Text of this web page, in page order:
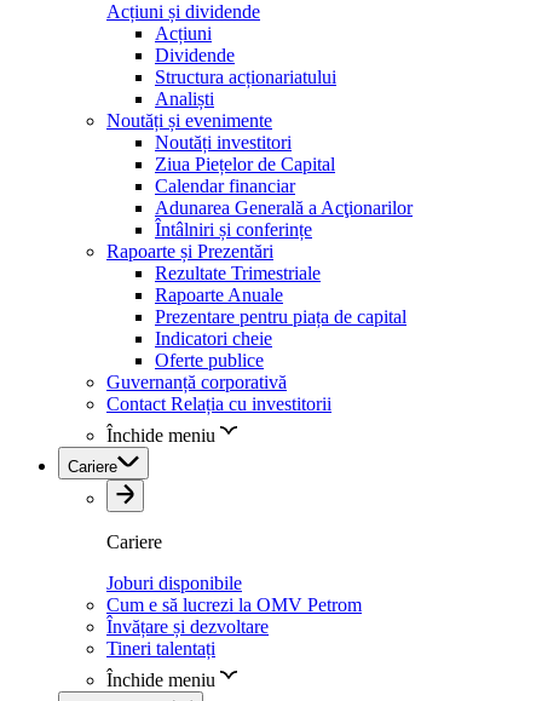
Acțiuni și dividende
Acțiuni
Dividende
Structura acționariatului
Analiști
Noutăți și evenimente
Noutăți investitori
Ziua Piețelor de Capital
Calendar financiar
Adunarea Generală a Acţionarilor
Întâlniri și conferințe
Rapoarte și Prezentări
Rezultate Trimestriale
Rapoarte Anuale
Prezentare pentru piața de capital
Indicatori cheie
Oferte publice
Guvernanță corporativă
Contact Relația cu investitorii
Închide meniu
Cariere
Cariere
Joburi disponibile
Cum e să lucrezi la OMV Petrom
Învățare și dezvoltare
Tineri talentați
Închide meniu